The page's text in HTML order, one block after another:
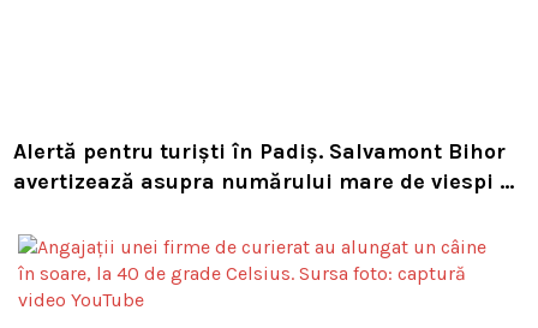
Alertă pentru turiști în Padiș. Salvamont Bihor
avertizează asupra numărului mare de viespi de